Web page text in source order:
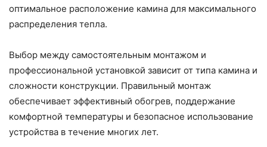
оптимальное расположение камина для максимального
распределения тепла.
Выбор между самостоятельным монтажом и
профессиональной установкой зависит от типа камина и
сложности конструкции. Правильный монтаж
обеспечивает эффективный обогрев, поддержание
комфортной температуры и безопасное использование
устройства в течение многих лет.